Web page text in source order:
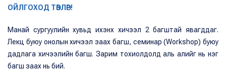
ОЙЛГОХОД ТӨВЛӨР!
Манай сургуулийн хувьд ихэнх хичээл 2 багштай явагддаг.
Лекц буюу онолын хичээл заах багш, семинар (Workshop) буюу
дадлага хичээлийн багш. Зарим тохиолдолд аль алийг нь нэг
багш заах нь бий.